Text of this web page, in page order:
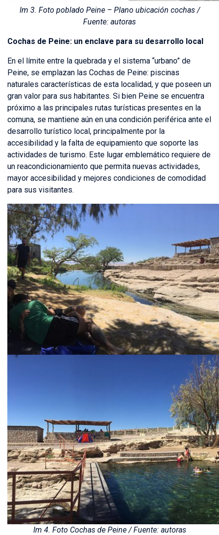
Im 3. Foto poblado Peine – Plano ubicación cochas /
Fuente: autoras
Cochas de Peine: un enclave para su desarrollo local
En el límite entre la quebrada y el sistema “urbano” de
Peine, se emplazan las Cochas de Peine: piscinas
naturales características de esta localidad, y que poseen un
gran valor para sus habitantes. Si bien Peine se encuentra
próximo a las principales rutas turísticas presentes en la
comuna, se mantiene aún en una condición periférica ante el
desarrollo turístico local, principalmente por la
accesibilidad y la falta de equipamiento que soporte las
actividades de turismo. Este lugar emblemático requiere de
un reacondicionamiento que permita nuevas actividades,
mayor accesibilidad y mejores condiciones de comodidad
para sus visitantes.
Im 4. Foto Cochas de Peine / Fuente: autoras